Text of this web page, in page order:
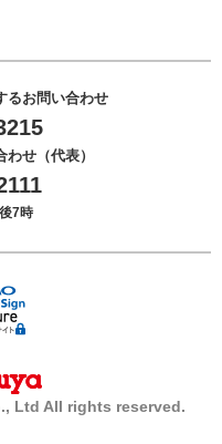
るお問い合わせ
せ（代表）
7時
Ltd All rights reserved.